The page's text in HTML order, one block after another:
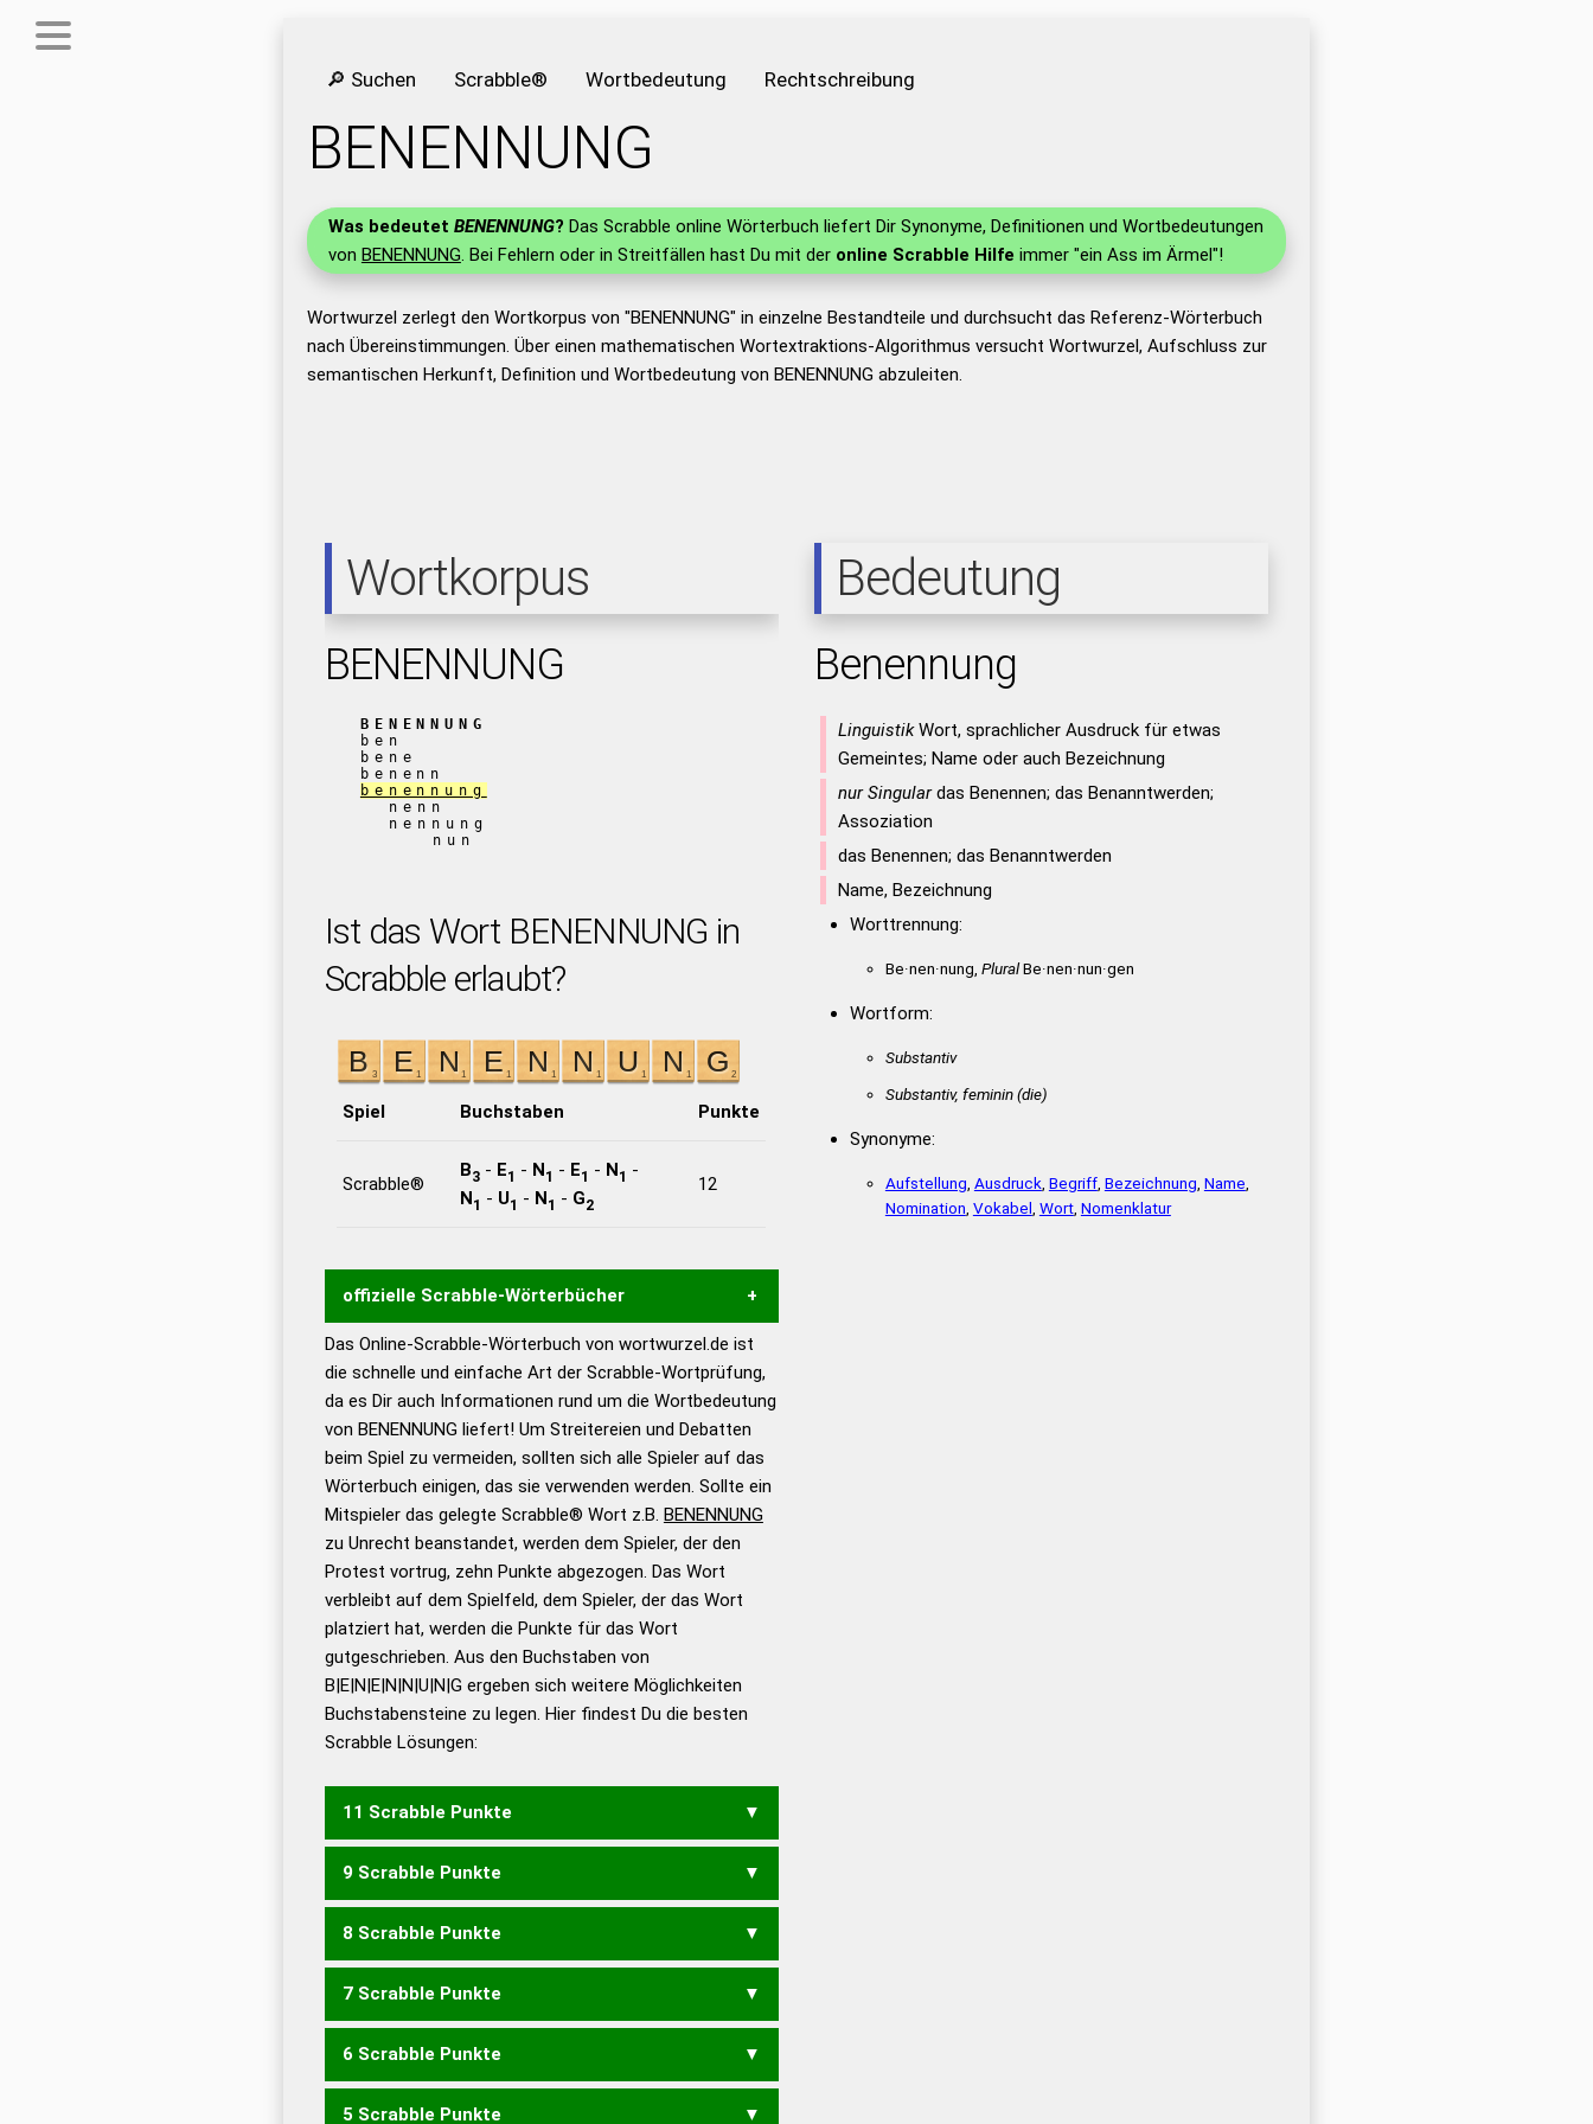
🔎 Suchen Scrabble® Wortbedeutung Rechtschreibung
BENENNUNG
Was bedeutet BENENNUNG? Das Scrabble online Wörterbuch liefert Dir Synonyme, Definitionen und Wortbedeutungen
von BENENNUNG. Bei Fehlern oder in Streitfällen hast Du mit der online Scrabble Hilfe immer "ein Ass im Ärmel"!
Wortwurzel zerlegt den Wortkorpus von "BENENNUNG" in einzelne Bestandteile und durchsucht das Referenz-Wörterbuch
nach Übereinstimmungen. Über einen mathematischen Wortextraktions-Algorithmus versucht Wortwurzel, Aufschluss zur
semantischen Herkunft, Definition und Wortbedeutung von BENENNUNG abzuleiten.
Wortkorpus
BENENNUNG
BENENNUNG
ben
bene
benenn
benennung
nenn
nennung
nun
Ist das Wort BENENNUNG in
Scrabble erlaubt?
Spiel Buchstaben Punkte
Scrabble®
B3- E1 - N1 - E1 - N1 -
N1 - U1 - N1 - G2
12
offizielle Scrabble-Wörterbücher
Wortwurzel liefert mit Hilfe eines semantischen
Wortanalyse-Algorithmus gute Anhaltspunkte zu
Wortbedeutung, Worttrennung und Wortform, um die
Gültigkeit eines Wortes für das Scrabble-Spiel zu
bestimmen! zugelassene Turnier Scrabble-
Wörterbücher sind:
Duden – Standardwerk in 12
Bänden
Duden – Richtiges und gutes
Deutsch
Duden – Die deutsche Grammatik
Duden – Deutsches
Universalwörterbuch
Das Online-Scrabble-Wörterbuch von wortwurzel.de ist
die schnelle und einfache Art der Scrabble-Wortprüfung,
da es Dir auch Informationen rund um die Wortbedeutung
von BENENNUNG liefert! Um Streitereien und Debatten
beim Spiel zu vermeiden, sollten sich alle Spieler auf das
Wörterbuch einigen, das sie verwenden werden. Sollte ein
Mitspieler das gelegte Scrabble® Wort z.B. BENENNUNG
zu Unrecht beanstandet, werden dem Spieler, der den
Protest vortrug, zehn Punkte abgezogen. Das Wort
verbleibt auf dem Spielfeld, dem Spieler, der das Wort
platziert hat, werden die Punkte für das Wort
gutgeschrieben. Aus den Buchstaben von
B|E|N|E|N|N|U|N|G ergeben sich weitere Möglichkeiten
Buchstabensteine zu legen. Hier findest Du die besten
Scrabble Lösungen:
11 Scrabble Punkte
EBNUNGEN
9 Scrabble Punkte
BEUGEN BUNGEE BUNGEN
8 Scrabble Punkte
BEENG BEUGE BUGEN
UNEBEN
7 Scrabble Punkte
BEUG BUGE GEBE BENNE
6 Scrabble Punkte
BEG BUG GEB EBEN EBNE
5 Scrabble Punkte
Bedeutung
Benennung
LinguistikWort, sprachlicher Ausdruck für etwas
Gemeintes; Name oder auch Bezeichnung
nur Singulardas Benennen; das Benanntwerden;
Assoziation
das Benennen; das Benanntwerden
Name, Bezeichnung
Worttrennung:
Be·nen·nung, PluralBe·nen·nun·gen
Wortform:
Substantiv
Substantiv, feminin(die)
Synonyme:
Aufstellung Ausdruck Begriff, Bezeichnung Name
Nomination Vokabel Wort, Nomenklatur